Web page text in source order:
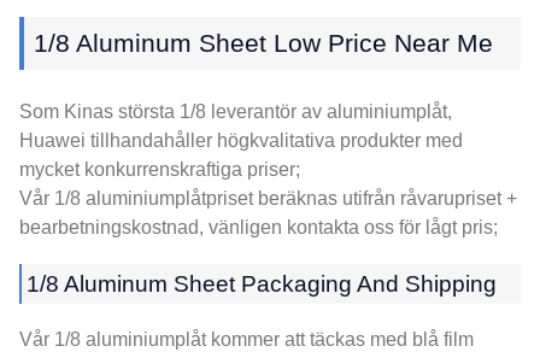
1/8 Aluminum Sheet Low Price Near Me
Som Kinas största 1/8 leverantör av aluminiumplåt,
Huawei tillhandahåller högkvalitativa produkter med
mycket konkurrenskraftiga priser;
Vår 1/8 aluminiumplåtpriset beräknas utifrån råvarupriset +
bearbetningskostnad, vänligen kontakta oss för lågt pris;
1/8 Aluminum Sheet Packaging And Shipping
Vår 1/8 aluminiumplåt kommer att täckas med blå film